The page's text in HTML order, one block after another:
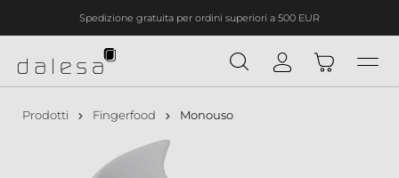
principaleSpedizione gratuita per ordini superiori a 500 EUR
Prodotti Fingerfood Monouso